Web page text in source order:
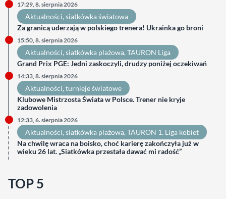
17:29, 8. sierpnia 2026
Aktualności, siatkówka światowa
Za granicą uderzają w polskiego trenera! Ukrainka go broni
15:50, 8. sierpnia 2026
Aktualności, siatkówka plażowa, TAURON Liga
Grand Prix PGE: Jedni zaskoczyli, drudzy poniżej oczekiwań
14:33, 8. sierpnia 2026
Aktualności, turnieje światowe
Klubowe Mistrzosta Świata w Polsce. Trener nie kryje
zadowolenia
12:33, 6. sierpnia 2026
Aktualności, siatkówka plażowa, TAURON 1. Liga kobiet
Na chwilę wraca na boisko, choć karierę zakończyła już w
wieku 26 lat. „Siatkówka przestała dawać mi radość”
TOP 5